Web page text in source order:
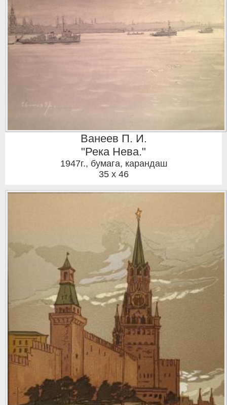
Ванеев П. И.
"Река Нева."
1947г., бумага, карандаш
35 x 46